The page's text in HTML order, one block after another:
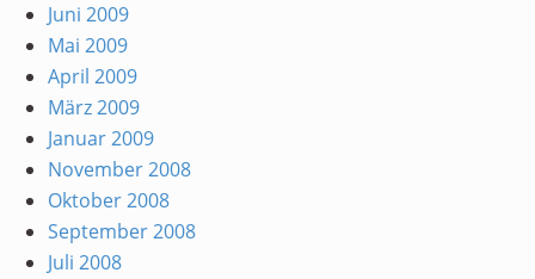
Juni 2009
Mai 2009
April 2009
März 2009
Januar 2009
November 2008
Oktober 2008
September 2008
Juli 2008